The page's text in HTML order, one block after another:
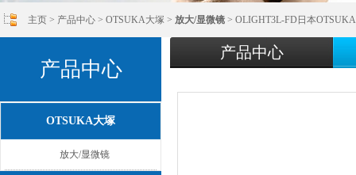
主页 > 产品中心 > OTSUKA大塚 > 放大/显微镜 > OLIGHT3L-FD日本
产品中心
OTSUKA大塚
放大/显微镜
产品中心